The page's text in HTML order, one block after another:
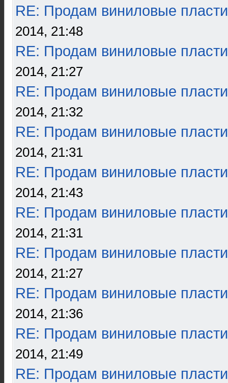
RE: Продам виниловые
2014, 21:48
RE: Продам виниловые
2014, 21:27
RE: Продам виниловые
2014, 21:32
RE: Продам виниловые
2014, 21:31
RE: Продам виниловые
2014, 21:43
RE: Продам виниловые
2014, 21:31
RE: Продам виниловые
2014, 21:27
RE: Продам виниловые
2014, 21:36
RE: Продам виниловые
2014, 21:49
RE: Продам виниловые